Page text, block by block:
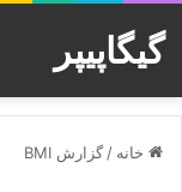
گیگاپیپر
خانه / گزارش BMI